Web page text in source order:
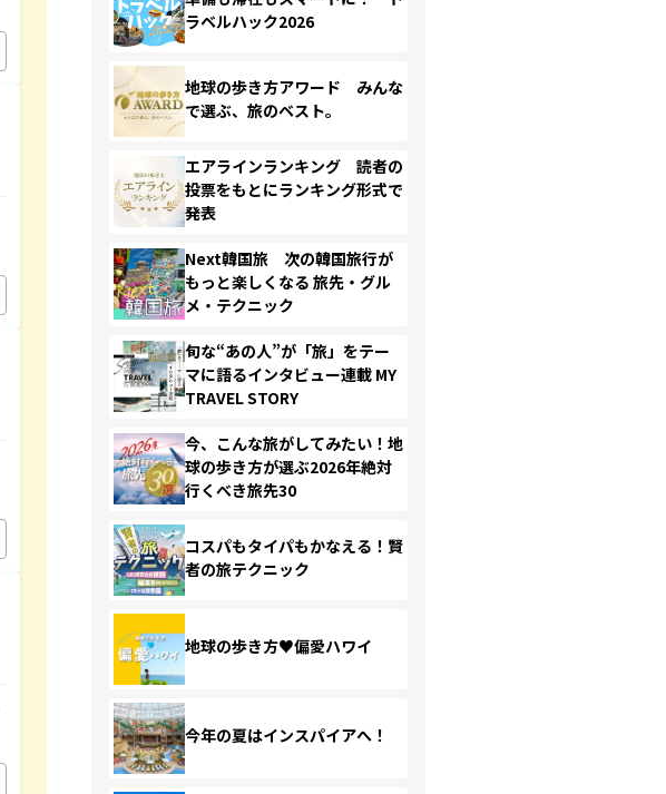
ラベルハック2026
地球の歩き方アワード みんな
で選ぶ、旅のベスト。
エアラインランキング 読者の
投票をもとにランキング形式で
発表
Next韓国旅 次の韓国旅行が
もっと楽しくなる 旅先・グル
メ・テクニック
旬な“あの人”が「旅」をテー
マに語るインタビュー連載 MY
TRAVEL STORY
今、こんな旅がしてみたい！地
球の歩き方が選ぶ2026年絶対
行くべき旅先30
コスパもタイパもかなえる！賢
者の旅テクニック
地球の歩き方♥偏愛ハワイ
今年の夏はインスパイアへ！